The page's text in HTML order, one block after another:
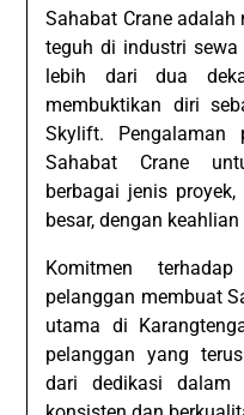
Sahabat Crane
teguh di industri
lebih dari dua
membuktikan diri
Skylift. Pengalaman
Sahabat Crane
berbagai jenis
besar, dengan
Komitmen
pelanggan membuat
utama di
pelanggan yang
dari dedikasi dalam